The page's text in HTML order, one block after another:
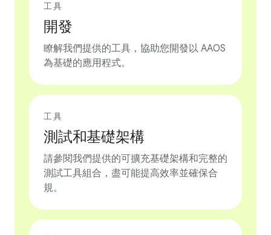
工具
開發
瞭解我們提供的工具，協助您開發以 AAOS
為基礎的應用程式。
工具
測試和基礎架構
請參閱我們提供的可擴充基礎架構和完整的
測試工具組合，盡可能提高效率並確保合
規。